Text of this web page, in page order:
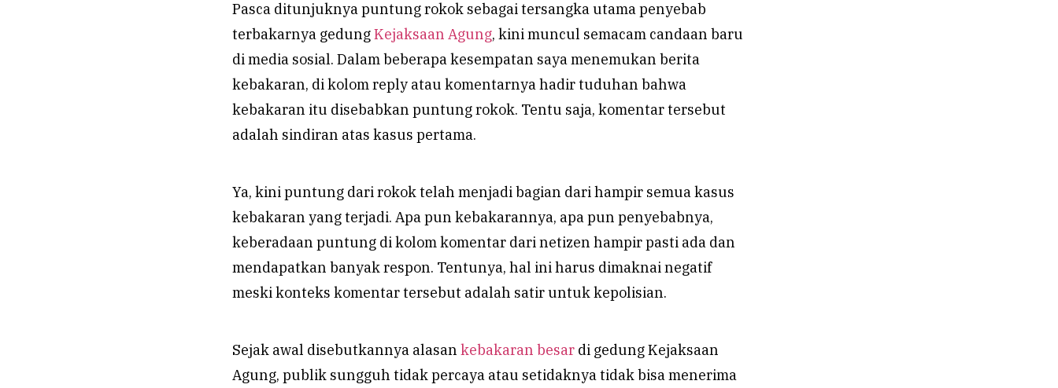
Pasca ditunjuknya puntung rokok sebagai tersangka utama penyebab
terbakarnya gedungKejaksaan Agung, kini muncul semacam candaan baru
di media sosial. Dalam beberapa kesempatan saya menemukan berita
kebakaran, di kolom reply atau komentarnya hadir tuduhan bahwa
kebakaran itu disebabkan puntung rokok. Tentu saja, komentar tersebut
adalah sindiran atas kasus pertama.
Ya, kini puntung dari rokok telah menjadi bagian dari hampir semua kasus
kebakaran yang terjadi. Apa pun kebakarannya, apa pun penyebabnya,
keberadaan puntung di kolom komentar dari netizen hampir pasti ada dan
mendapatkan banyak respon. Tentunya, hal ini harus dimaknai negatif
meski konteks komentar tersebut adalah satir untuk kepolisian.
Sejak awal disebutkannya alasan kebakaran besar di gedung Kejaksaan
Agung, publik sungguh tidak percaya atau setidaknya tidak bisa menerima